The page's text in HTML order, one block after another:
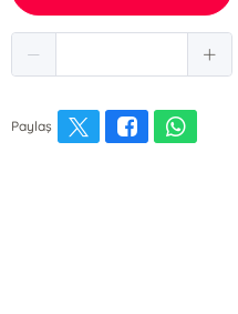
Paylaş